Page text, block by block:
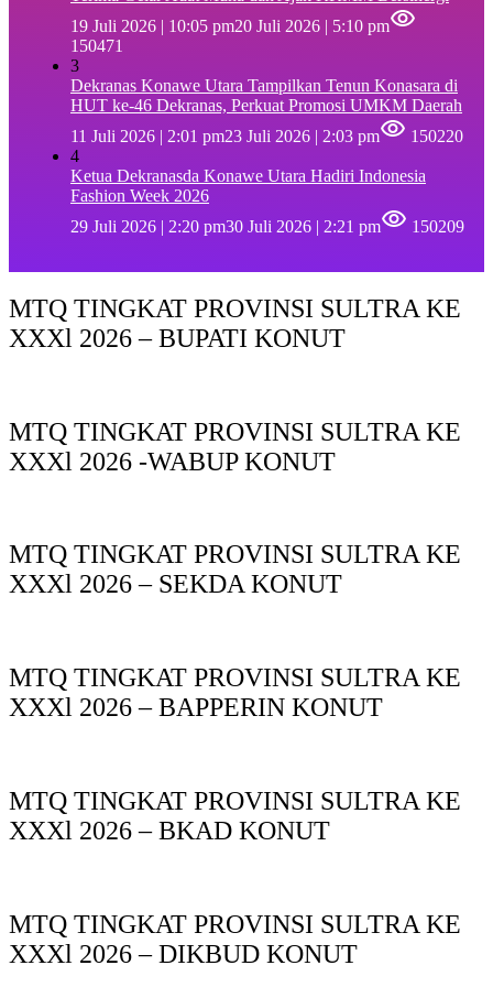
19 Juli 2026 | 10:05 pm20 Juli 2026 | 5:10 pm
150471
3
Dekranas Konawe Utara Tampilkan Tenun Konasara di
HUT ke-46 Dekranas, Perkuat Promosi UMKM Daerah
11 Juli 2026 | 2:01 pm23 Juli 2026 | 2:03 pm
150220
4
Ketua Dekranasda Konawe Utara Hadiri Indonesia
Fashion Week 2026
29 Juli 2026 | 2:20 pm30 Juli 2026 | 2:21 pm 150209
MTQ TINGKAT PROVINSI SULTRA KE
XXXl 2026 – BUPATI KONUT
MTQ TINGKAT PROVINSI SULTRA KE
XXXl 2026 -WABUP KONUT
MTQ TINGKAT PROVINSI SULTRA KE
XXXl 2026 – SEKDA KONUT
MTQ TINGKAT PROVINSI SULTRA KE
XXXl 2026 – BAPPERIN KONUT
MTQ TINGKAT PROVINSI SULTRA KE
XXXl 2026 – BKAD KONUT
MTQ TINGKAT PROVINSI SULTRA KE
XXXl 2026 – DIKBUD KONUT